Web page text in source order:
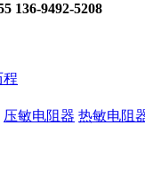
136-9492-5208
程
压敏电阻器 热敏电阻